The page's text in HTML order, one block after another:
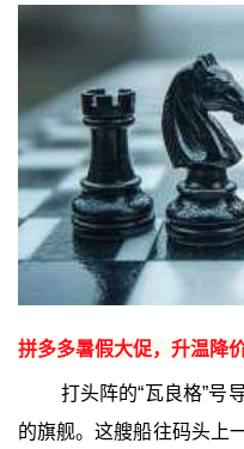
拼多多暑假大促，升温降
打头阵的“瓦良格”号
的旗舰。这艘船往码头